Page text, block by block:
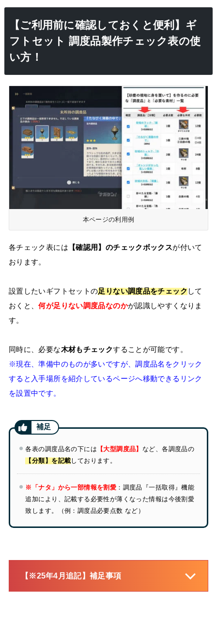
【ご利用前に確認しておくと便利】ギ
フトセット 調度品製作チェック表の使
い方！
本ページの利用例
各チェック表には 【確認用】のチェックボックスが付いて
おります。
設置したいギフトセットの足りない調度品をチェック して
おくと、何が足りない調度品なのかが認識しやすくなりま
す。
同時に、必要な木材もチェックすることが可能です。
※現在、準備中のものが多いですが、調度品名をクリック
すると入手場所を紹介しているページへ移動できるリンク
を設置中です。
各表の調度品名の下には 【大型調度品】 など、各調度品の
【分類】を記載しております。
※「ナタ」から一部情報を割愛 ：調度品『一括取得』機能
追加により、記載する必要性が薄くなった情報は今後割愛
致します。（例：調度品必要点数 など）
【※25年4月追記】補足事項